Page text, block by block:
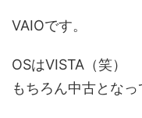
VAIOです。
OSはVISTA（笑）
もちろん中古とな